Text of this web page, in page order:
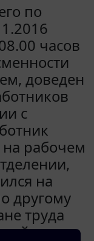
по
часов
доведен
с
рабочем
на
другому
труда